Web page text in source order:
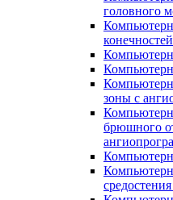
головного
конечностей
зоны с
брюшного